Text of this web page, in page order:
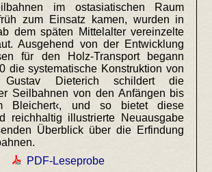
im ostasiatischen Raum
zum Einsatz kamen, wurden in
dem späten Mittelalter vereinzelte
Ausgehend von der Entwicklung
für den Holz-Transport begann
die systematische Konstruktion von
Gustav Dieterich schildert die
Seilbahnen von den Anfängen bis
Bleichert‹, und so bietet diese
reichhaltig illustrierte Neuausgabe
Überblick über die Erfindung
PDF-Leseprobe